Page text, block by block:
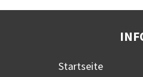
Startseite